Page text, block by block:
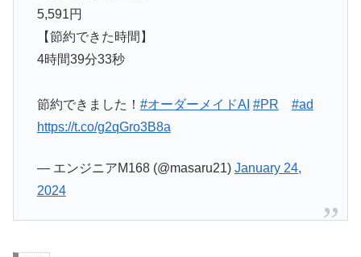
5,591円
【節約できた時間】
4時間39分33秒
節約できました！ #オーダーメイドAI #PR
#ad
https://t.co/g2qGro3B8a
— エンジニアM168 (@masaru21) January 24,
2024